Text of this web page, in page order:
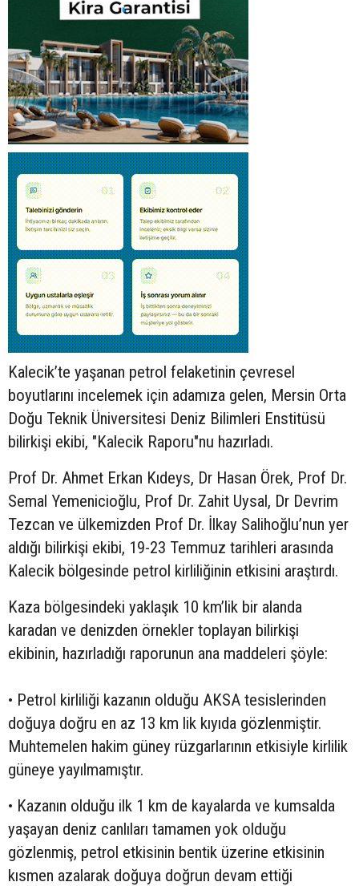
Kalecik’te yaşanan petrol felaketinin çevresel
boyutlarını incelemek için adamıza gelen, Mersin Orta
Doğu Teknik Üniversitesi Deniz Bilimleri Enstitüsü
bilirkişi ekibi, "Kalecik Raporu"nu hazırladı.
Prof Dr. Ahmet Erkan Kıdeys, Dr Hasan Örek, Prof Dr.
Semal Yemenicioğlu, Prof Dr. Zahit Uysal, Dr Devrim
Tezcan ve ülkemizden Prof Dr. İlkay Salihoğlu’nun yer
aldığı bilirkişi ekibi, 19-23 Temmuz tarihleri arasında
Kalecik bölgesinde petrol kirliliğinin etkisini araştırdı.
Kaza bölgesindeki yaklaşık 10 km’lik bir alanda
karadan ve denizden örnekler toplayan bilirkişi
ekibinin, hazırladığı raporunun ana maddeleri şöyle:
• Petrol kirliliği kazanın olduğu AKSA tesislerinden
doğuya doğru en az 13 km lik kıyıda gözlenmiştir.
Muhtemelen hakim güney rüzgarlarının etkisiyle kirlilik
güneye yayılmamıştır.
• Kazanın olduğu ilk 1 km de kayalarda ve kumsalda
yaşayan deniz canlıları tamamen yok olduğu
gözlenmiş, petrol etkisinin bentik üzerine etkisinin
kısmen azalarak doğuya doğrun devam ettiği